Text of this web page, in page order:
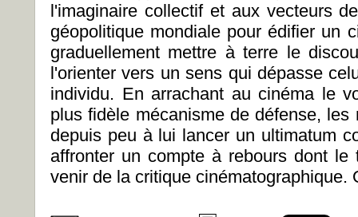
l'imaginaire collectif et aux vecteurs
géopolitique mondiale pour édifier un
graduellement mettre à terre le
l'orienter vers un sens qui dépasse
individu. En arrachant au cinéma le
plus fidèle mécanisme de défense, les
depuis peu à lui lancer un ultimatum
affronter un compte à rebours dont
venir de la critique cinématographique.